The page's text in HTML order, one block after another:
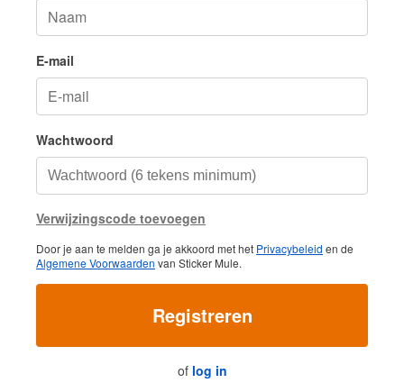
E-mail
Wachtwoord
Verwijzingscode toevoegen
Door je aan te melden ga je akkoord met het Privacybeleid en de
Algemene Voorwaarden van Sticker Mule.
Registreren
of log in